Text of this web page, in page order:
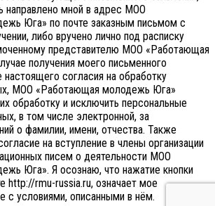
направлено мной в адрес МОО
Юга» по почте заказным письмом с
либо вручено лично под расписку
представителю МОО «Работающая
получения моего письменного
настоящего согласия на обработку
МОО «Работающая молодежь Юга»
обработку и исключить персональные
в том числе электронной, за
о фамилии, имени, отчества. Также
на вступление в члены организации
писем о деятельности МОО
Юга». Я осознаю, что нажатие кнопки
http://rmu-russia.ru, означает мое
с условиями, описанными в нём.